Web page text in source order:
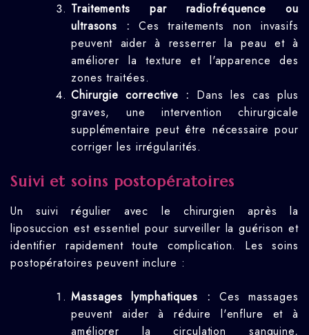
Traitements par radiofréquence ou
ultrasons : Ces traitements non invasifs
peuvent aider à resserrer la peau et à
améliorer la texture et l'apparence des
zones traitées.
Chirurgie corrective : Dans les cas plus
graves, une intervention chirurgicale
supplémentaire peut être nécessaire pour
corriger les irrégularités.
Suivi et soins postopératoires
Un suivi régulier avec le chirurgien après la
liposuccion est essentiel pour surveiller la guérison et
identifier rapidement toute complication. Les soins
postopératoires peuvent inclure :
Massages lymphatiques : Ces massages
peuvent aider à réduire l'enflure et à
améliorer la circulation sanguine,